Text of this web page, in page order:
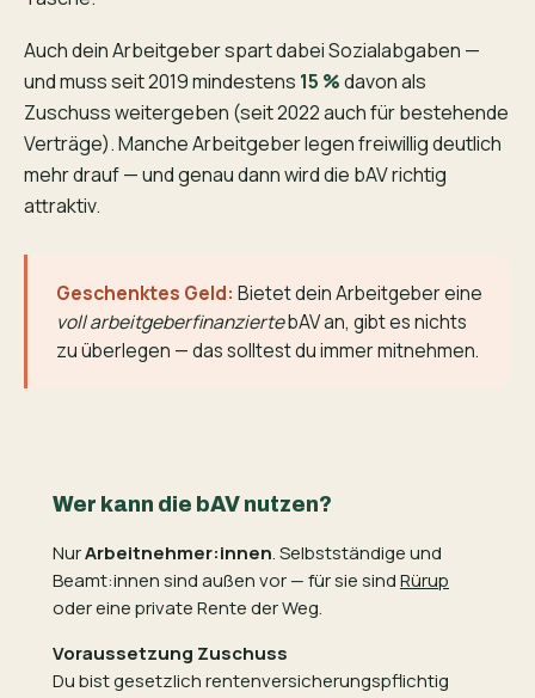
Auch dein Arbeitgeber spart dabei Sozialabgaben —
und muss seit 2019 mindestens 15 %davon als
Zuschuss weitergeben (seit 2022 auch für bestehende
Verträge). Manche Arbeitgeber legen freiwillig deutlich
mehr drauf — und genau dann wird die bAV richtig
attraktiv.
Geschenktes Geld: Bietet dein Arbeitgeber eine
voll arbeitgeberfinanziertebAV an, gibt es nichts
zu überlegen — das solltest du immer mitnehmen.
Wer kann die bAV nutzen?
NurArbeitnehmer:innen. Selbstständige und
Beamt:innen sind außen vor — für sie sindRürup
oder eine private Rente der Weg.
Voraussetzung Zuschuss
Du bist gesetzlich rentenversicherungs­pflichtig